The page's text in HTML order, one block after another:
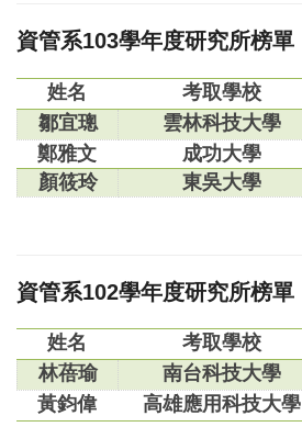
資管系103學年度研究所榜單
姓名 考取學校
鄒宜璁
雲林科技大學
鄭雅文
成功大學
顏筱玲
東吳大學
資管系102學年度研究所榜單
姓名 考取學校
林蓓瑜
南台科技大學
黃鈞偉
高雄應用科技大學